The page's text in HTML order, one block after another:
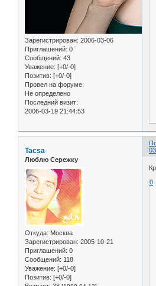
Зарегистрирован: 2006-03-06
Приглашений: 0
Сообщений: 43
Уважение: [+0/-0]
Позитив: [+0/-0]
Провел на форуме:
Не определено
Последний визит:
2006-03-19 21:44:53
Tacsa
Люблю Сережку
Откуда: Москва
Зарегистрирован: 2005-10-21
Приглашений: 0
Сообщений: 118
Уважение: [+0/-0]
Позитив: [+0/-0]
0